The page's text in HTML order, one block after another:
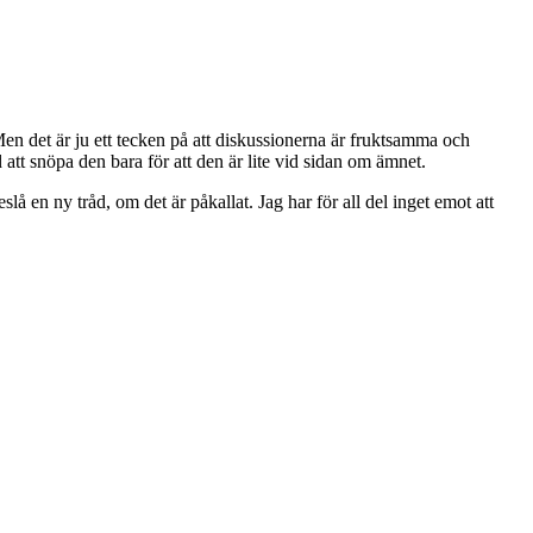
det är ju ett tecken på att diskussionerna är fruktsamma och
snöpa den bara för att den är lite vid sidan om ämnet.
en ny tråd, om det är påkallat. Jag har för all del inget emot att